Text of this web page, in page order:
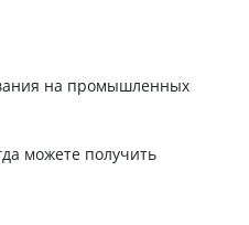
на промышленных
можете получить